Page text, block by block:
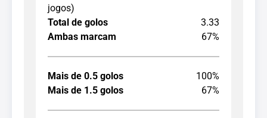
jogos)
Total de golos
3.33
Ambas marcam
67%
Mais de 0.5 golos
100%
Mais de 1.5 golos
67%